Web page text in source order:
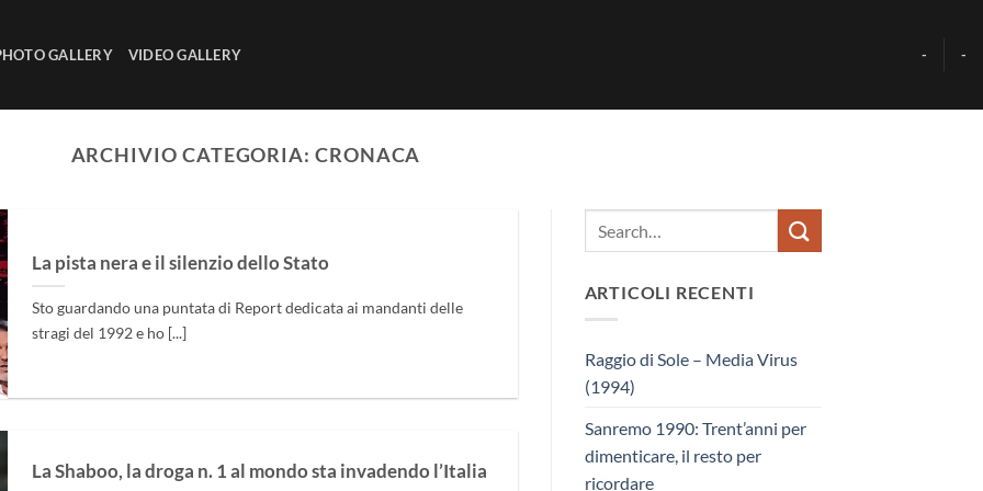
GALLERY VIDEO GALLERY - -
ARCHIVIO CATEGORIA: CRONACA
La pista nera e il silenzio dello Stato
Sto guardando una puntata di Report dedicata ai mandanti delle
stragi del 1992 e ho [...]
La Shaboo, la droga n. 1 al mondo sta invadendo l’Italia
ARTICOLI RECENTI
Raggio di Sole – Media Virus
(1994)
Sanremo 1990: Trent’anni per
dimenticare, il resto per
ricordare